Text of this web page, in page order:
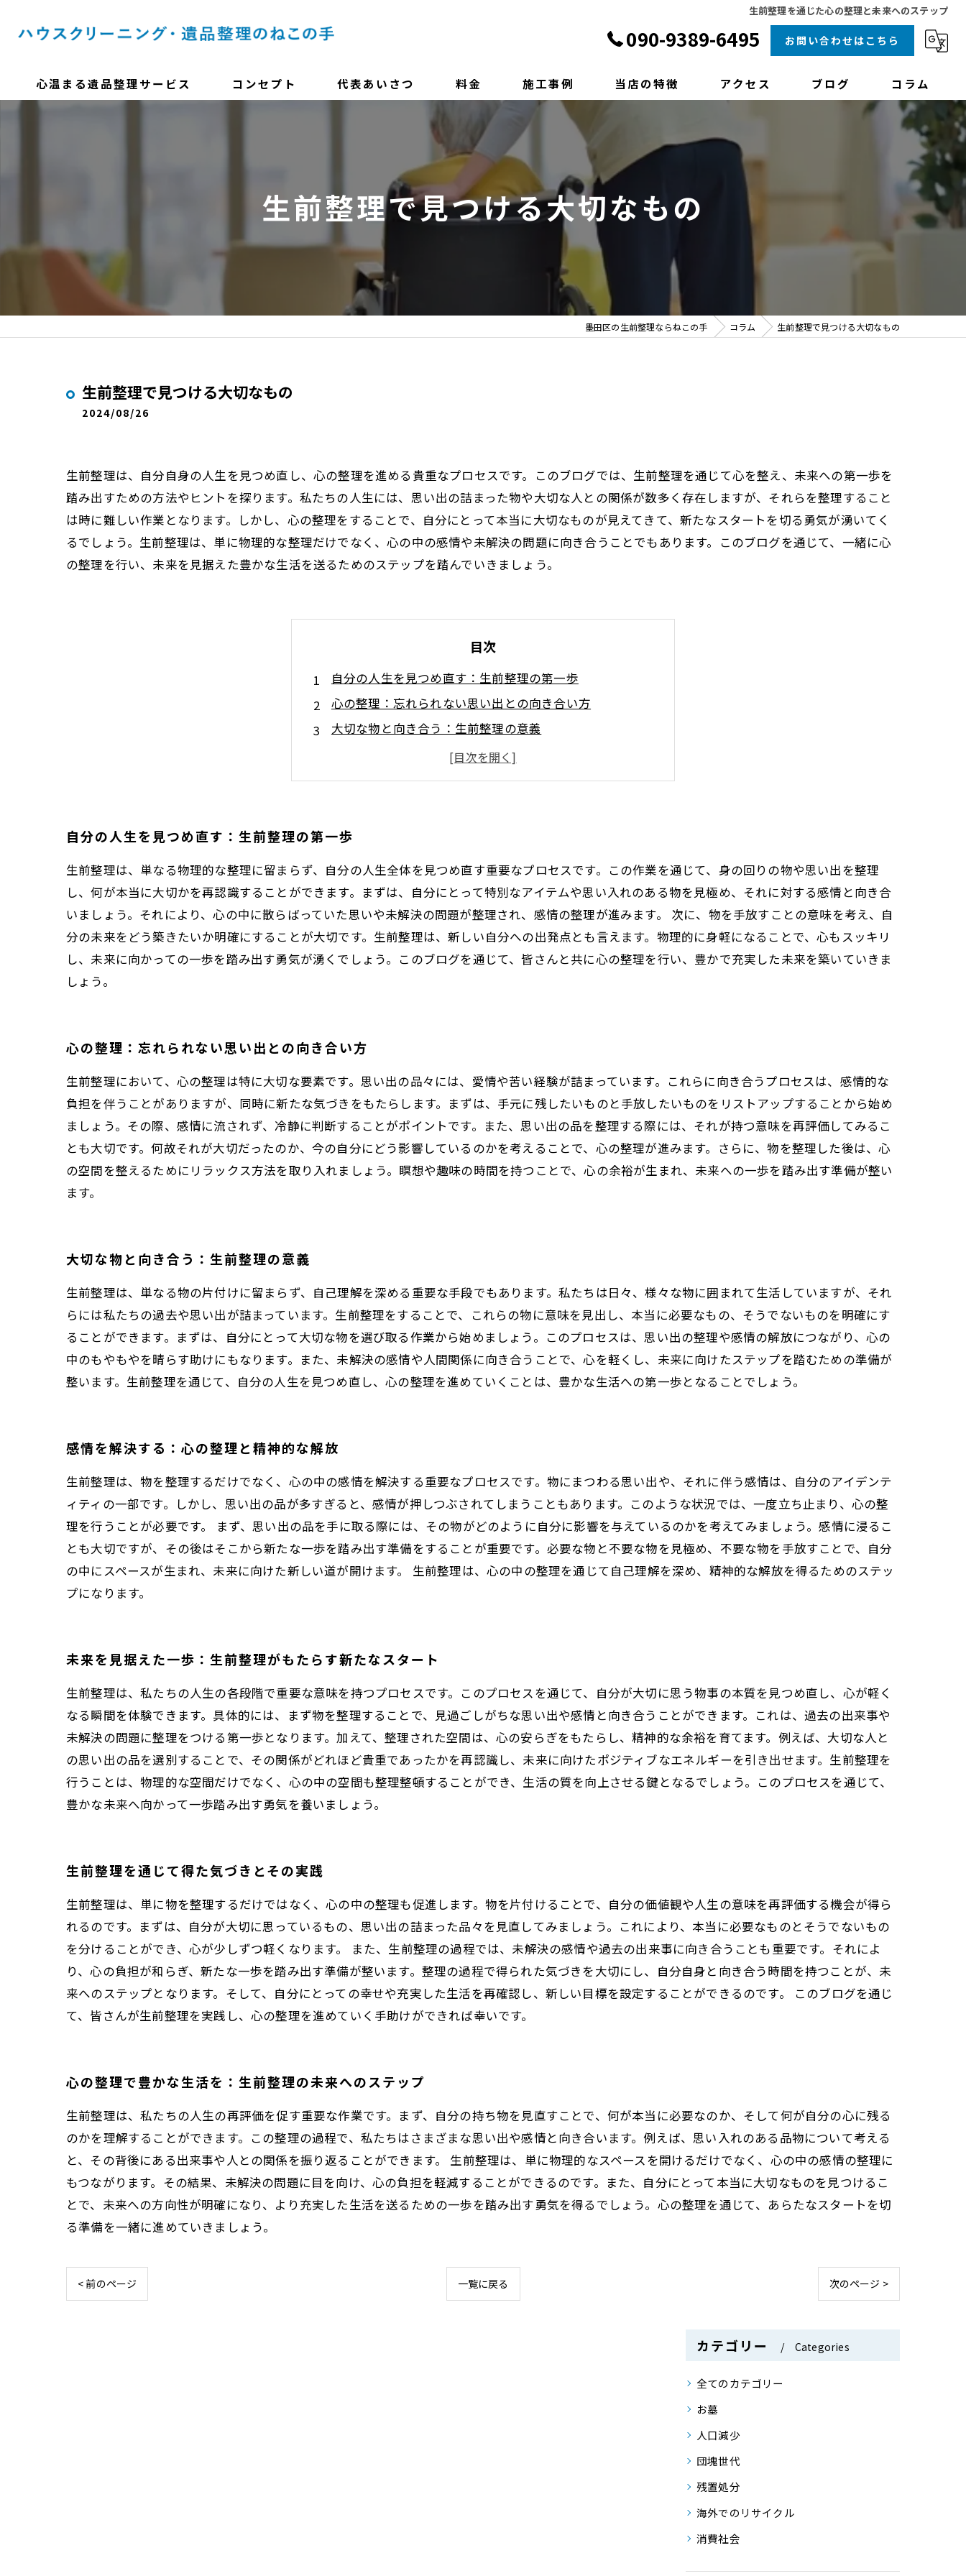
生前整理を通じた心の整理と未来へのステップ
090-9389-6495 お問い合わせはこちら
心温まる遺品整理サービス コンセプト 代表あいさつ 料金
よくある質問
施工事例 当店の特徴
ハウスクリーニング
終活
アクセス ブログ コラム
生前整理で見つける大切なもの
墨田区の生前整理ならねこの手 コラム 生前整理で見つける大切なもの
生前整理で見つける大切なもの
2024/08/26
生前整理は、自分自身の人生を見つめ直し、心の整理を進める貴重なプロセスです。このブログでは、生前整理を通じて心を整え、未来への第一歩を
踏み出すための方法やヒントを探ります。私たちの人生には、思い出の詰まった物や大切な人との関係が数多く存在しますが、それらを整理すること
は時に難しい作業となります。しかし、心の整理をすることで、自分にとって本当に大切なものが見えてきて、新たなスタートを切る勇気が湧いてく
るでしょう。生前整理は、単に物理的な整理だけでなく、心の中の感情や未解決の問題に向き合うことでもあります。このブログを通じて、一緒に心
の整理を行い、未来を見据えた豊かな生活を送るためのステップを踏んでいきましょう。
目次
自分の人生を見つめ直す：生前整理の第一歩
心の整理：忘れられない思い出との向き合い方
大切な物と向き合う：生前整理の意義
感情を解決する：心の整理と精神的な解放
未来を見据えた一歩：生前整理がもたらす新たなスタート
心の整理で豊かな生活を：生前整理の未来へのステップ
自分の人生を見つめ直す：生前整理の第一歩
生前整理は、単なる物理的な整理に留まらず、自分の人生全体を見つめ直す重要なプロセスです。この作業を通じて、身の回りの物や思い出を整理
し、何が本当に大切かを再認識することができます。まずは、自分にとって特別なアイテムや思い入れのある物を見極め、それに対する感情と向き合
いましょう。それにより、心の中に散らばっていた思いや未解決の問題が整理され、感情の整理が進みます。 次に、物を手放すことの意味を考え、自
分の未来をどう築きたいか明確にすることが大切です。生前整理は、新しい自分への出発点とも言えます。物理的に身軽になることで、心もスッキリ
し、未来に向かっての一歩を踏み出す勇気が湧くでしょう。このブログを通じて、皆さんと共に心の整理を行い、豊かで充実した未来を築いていきま
しょう。
心の整理：忘れられない思い出との向き合い方
生前整理において、心の整理は特に大切な要素です。思い出の品々には、愛情や苦い経験が詰まっています。これらに向き合うプロセスは、感情的な
負担を伴うことがありますが、同時に新たな気づきをもたらします。まずは、手元に残したいものと手放したいものをリストアップすることから始め
ましょう。その際、感情に流されず、冷静に判断することがポイントです。また、思い出の品を整理する際には、それが持つ意味を再評価してみるこ
とも大切です。何故それが大切だったのか、今の自分にどう影響しているのかを考えることで、心の整理が進みます。さらに、物を整理した後は、心
の空間を整えるためにリラックス方法を取り入れましょう。瞑想や趣味の時間を持つことで、心の余裕が生まれ、未来への一歩を踏み出す準備が整い
ます。
大切な物と向き合う：生前整理の意義
生前整理は、単なる物の片付けに留まらず、自己理解を深める重要な手段でもあります。私たちは日々、様々な物に囲まれて生活していますが、それ
らには私たちの過去や思い出が詰まっています。生前整理をすることで、これらの物に意味を見出し、本当に必要なもの、そうでないものを明確にす
ることができます。まずは、自分にとって大切な物を選び取る作業から始めましょう。このプロセスは、思い出の整理や感情の解放につながり、心の
中のもやもやを晴らす助けにもなります。また、未解決の感情や人間関係に向き合うことで、心を軽くし、未来に向けたステップを踏むための準備が
整います。生前整理を通じて、自分の人生を見つめ直し、心の整理を進めていくことは、豊かな生活への第一歩となることでしょう。
感情を解決する：心の整理と精神的な解放
生前整理は、物を整理するだけでなく、心の中の感情を解決する重要なプロセスです。物にまつわる思い出や、それに伴う感情は、自分のアイデンテ
ィティの一部です。しかし、思い出の品が多すぎると、感情が押しつぶされてしまうこともあります。このような状況では、一度立ち止まり、心の整
理を行うことが必要です。 まず、思い出の品を手に取る際には、その物がどのように自分に影響を与えているのかを考えてみましょう。感情に浸るこ
とも大切ですが、その後はそこから新たな一歩を踏み出す準備をすることが重要です。必要な物と不要な物を見極め、不要な物を手放すことで、自分
の中にスペースが生まれ、未来に向けた新しい道が開けます。 生前整理は、心の中の整理を通じて自己理解を深め、精神的な解放を得るためのステッ
プになります。
未来を見据えた一歩：生前整理がもたらす新たなスタート
生前整理は、私たちの人生の各段階で重要な意味を持つプロセスです。このプロセスを通じて、自分が大切に思う物事の本質を見つめ直し、心が軽く
なる瞬間を体験できます。具体的には、まず物を整理することで、見過ごしがちな思い出や感情と向き合うことができます。これは、過去の出来事や
未解決の問題に整理をつける第一歩となります。加えて、整理された空間は、心の安らぎをもたらし、精神的な余裕を育てます。例えば、大切な人と
の思い出の品を選別することで、その関係がどれほど貴重であったかを再認識し、未来に向けたポジティブなエネルギーを引き出せます。生前整理を
行うことは、物理的な空間だけでなく、心の中の空間も整理整頓することができ、生活の質を向上させる鍵となるでしょう。このプロセスを通じて、
豊かな未来へ向かって一歩踏み出す勇気を養いましょう。
生前整理を通じて得た気づきとその実践
生前整理は、単に物を整理するだけではなく、心の中の整理も促進します。物を片付けることで、自分の価値観や人生の意味を再評価する機会が得ら
れるのです。まずは、自分が大切に思っているもの、思い出の詰まった品々を見直してみましょう。これにより、本当に必要なものとそうでないもの
を分けることができ、心が少しずつ軽くなります。 また、生前整理の過程では、未解決の感情や過去の出来事に向き合うことも重要です。それによ
り、心の負担が和らぎ、新たな一歩を踏み出す準備が整います。整理の過程で得られた気づきを大切にし、自分自身と向き合う時間を持つことが、未
来へのステップとなります。そして、自分にとっての幸せや充実した生活を再確認し、新しい目標を設定することができるのです。 このブログを通じ
て、皆さんが生前整理を実践し、心の整理を進めていく手助けができれば幸いです。
心の整理で豊かな生活を：生前整理の未来へのステップ
生前整理は、私たちの人生の再評価を促す重要な作業です。まず、自分の持ち物を見直すことで、何が本当に必要なのか、そして何が自分の心に残る
のかを理解することができます。この整理の過程で、私たちはさまざまな思い出や感情と向き合います。例えば、思い入れのある品物について考える
と、その背後にある出来事や人との関係を振り返ることができます。 生前整理は、単に物理的なスペースを開けるだけでなく、心の中の感情の整理に
もつながります。その結果、未解決の問題に目を向け、心の負担を軽減することができるのです。また、自分にとって本当に大切なものを見つけるこ
とで、未来への方向性が明確になり、より充実した生活を送るための一歩を踏み出す勇気を得るでしょう。心の整理を通じて、あらたなスタートを切
る準備を一緒に進めていきましょう。
< 前のページ 一覧に戻る 次のページ >
カテゴリー Categories
全てのカテゴリー
お墓
人口減少
団塊世代
残置処分
海外でのリサイクル
消費社会